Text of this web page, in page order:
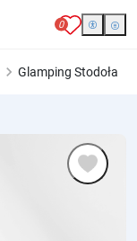
0
Glamping Stodoła